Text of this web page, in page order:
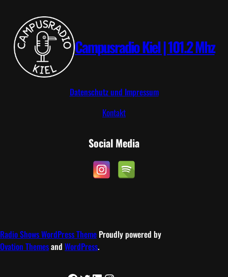
Campusradio Kiel | 101.2 Mhz
Datenschutz und Impressum
Kontakt
Social Media
Radio Shows WordPress Theme Proudly powered by
Ovation Themesand WordPress.